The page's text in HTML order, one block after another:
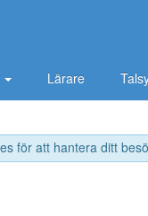
för att hantera ditt
Lärare